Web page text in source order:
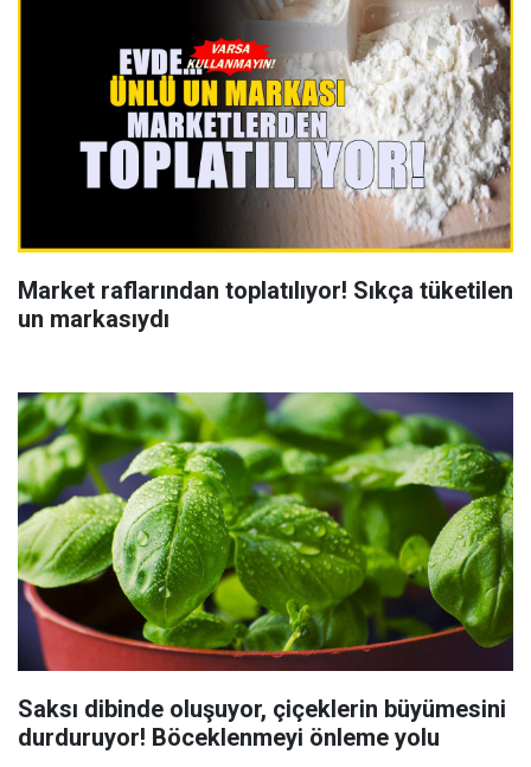
Market raflarından toplatılıyor! Sıkça tüketilen
un markasıydı
Saksı dibinde oluşuyor, çiçeklerin büyümesini
durduruyor! Böceklenmeyi önleme yolu